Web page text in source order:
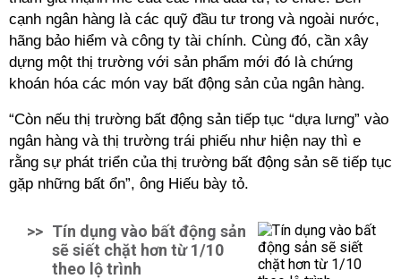
cạnh ngân hàng là các quỹ đầu tư trong và ngoài nước,
hãng bảo hiểm và công ty tài chính. Cùng đó, cần xây
dựng một thị trường với sản phẩm mới đó là chứng
khoán hóa các món vay bất động sản của ngân hàng.
“Còn nếu thị trường bất động sản tiếp tục “dựa lưng” vào
ngân hàng và thị trường trái phiếu như hiện nay thì e
rằng sự phát triển của thị trường bất động sản sẽ tiếp tục
gặp những bất ổn”, ông Hiếu bày tỏ.
>> Tín dụng vào bất động sản
sẽ siết chặt hơn từ 1/10
theo lộ trình